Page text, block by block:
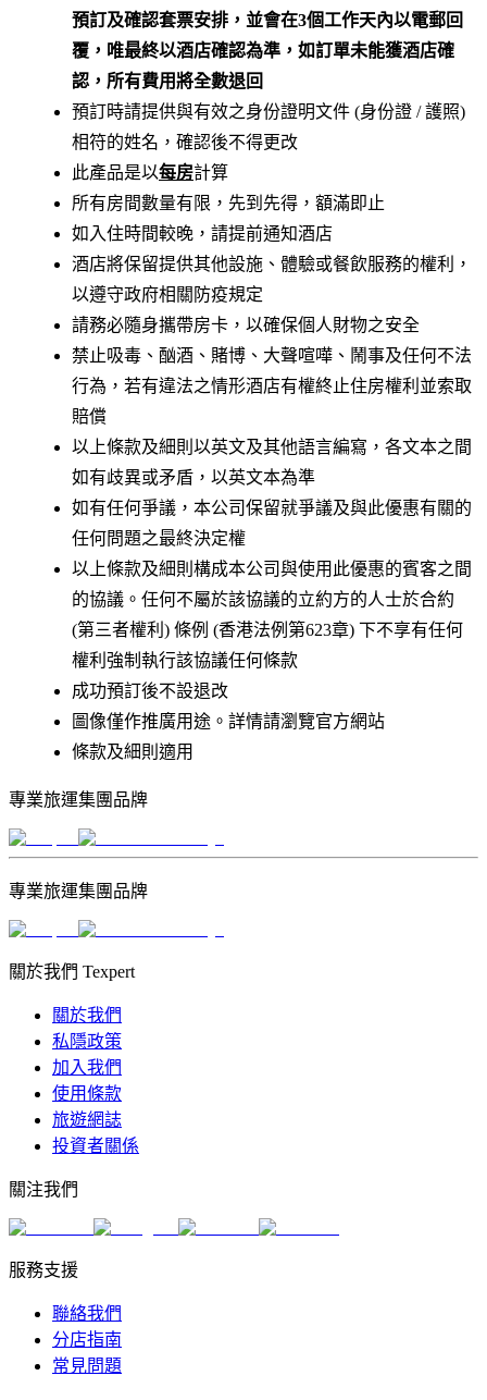
預訂及確認套票安排，並會在3個工作天內以電郵回
覆，唯最終以酒店確認為準，如訂單未能獲酒店確
認，所有費用將全數退回
預訂時請提供與有效之身份證明文件 (身份證 / 護照)
相符的姓名，確認後不得更改
此產品是以每房計算
所有房間數量有限，先到先得，額滿即止
如入住時間較晚，請提前通知酒店
酒店將保留提供其他設施、體驗或餐飲服務的權利，
以遵守政府相關防疫規定
請務必隨身攜帶房卡，以確保個人財物之安全
禁止吸毒、酗酒、賭博、大聲喧嘩、鬧事及任何不法
行為，若有違法之情形酒店有權終止住房權利並索取
賠償
以上條款及細則以英文及其他語言編寫，各文本之間
如有歧異或矛盾，以英文本為準
如有任何爭議，本公司保留就爭議及與此優惠有關的
任何問題之最終決定權
以上條款及細則構成本公司與使用此優惠的賓客之間
的協議。任何不屬於該協議的立約方的人士於合約
(第三者權利) 條例 (香港法例第623章) 下不享有任何
權利強制執行該協議任何條款
成功預訂後不設退改
圖像僅作推廣用途。詳情請瀏覽官方網站
條款及細則適用
專業旅運集團品牌
專業旅運集團品牌
關於我們 Texpert
關於我們
私隱政策
加入我們
使用條款
旅遊網誌
投資者關係
關注我們
服務支援
聯絡我們
分店指南
常見問題